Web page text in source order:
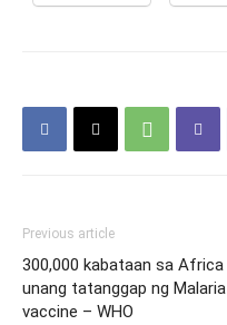
Previous article
300,000 kabataan sa Africa
unang tatanggap ng Malaria
vaccine – WHO